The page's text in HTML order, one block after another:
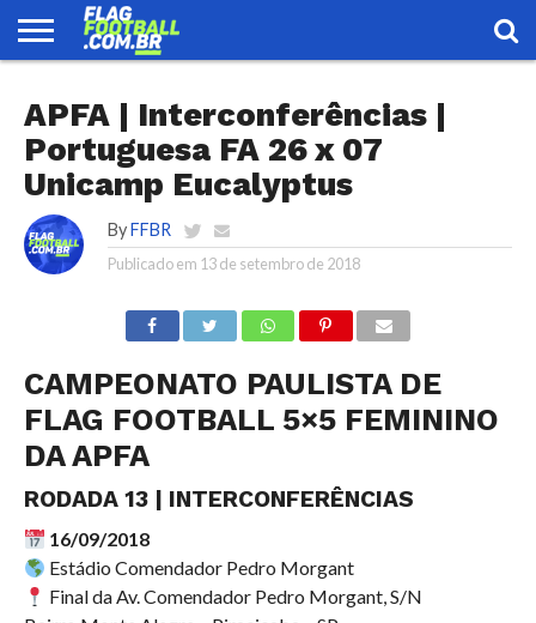
FOOTBALL
ENCONTRE
UMA
EQUIPE
SELEÇÃO
BRASILEIRA
LOJA
APFA | Interconferências |
Portuguesa FA 26 x 07
Unicamp Eucalyptus
By FFBR
Publicado em 13 de setembro de 2018
CAMPEONATO PAULISTA DE
FLAG FOOTBALL 5×5 FEMININO
DA APFA
RODADA 13 | INTERCONFERÊNCIAS
16/09/2018
Estádio Comendador Pedro Morgant
Final da Av. Comendador Pedro Morgant, S/N